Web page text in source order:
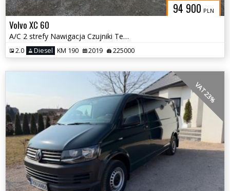
94 900 PLN
Volvo XC 60
A/C 2 strefy Nawigacja Czujniki Tempomat Alu 20
2.0 Diesel KM 190 2019 225000
VAT 23%